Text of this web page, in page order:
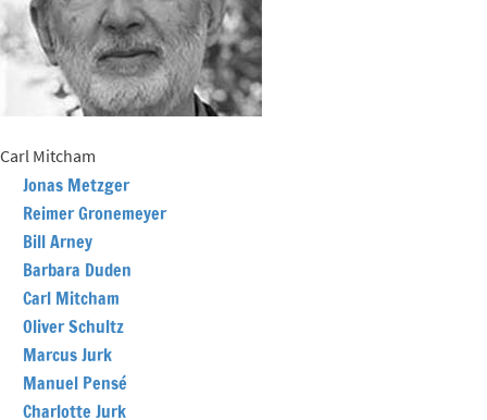
VOLLER
NAME
Carl Mitcham
Jonas Metzger
Reimer Gronemeyer
Bill Arney
Barbara Duden
Carl Mitcham
Oliver Schultz
Marcus Jurk
Manuel Pensé
Charlotte Jurk